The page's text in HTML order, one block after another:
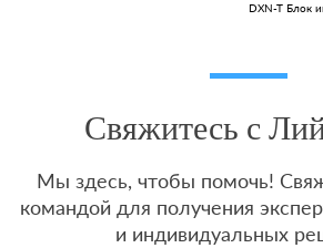
DXN-T Блок
Свяжитесь с
Мы здесь, чтобы помочь!
командой для получения
и индивидуальных